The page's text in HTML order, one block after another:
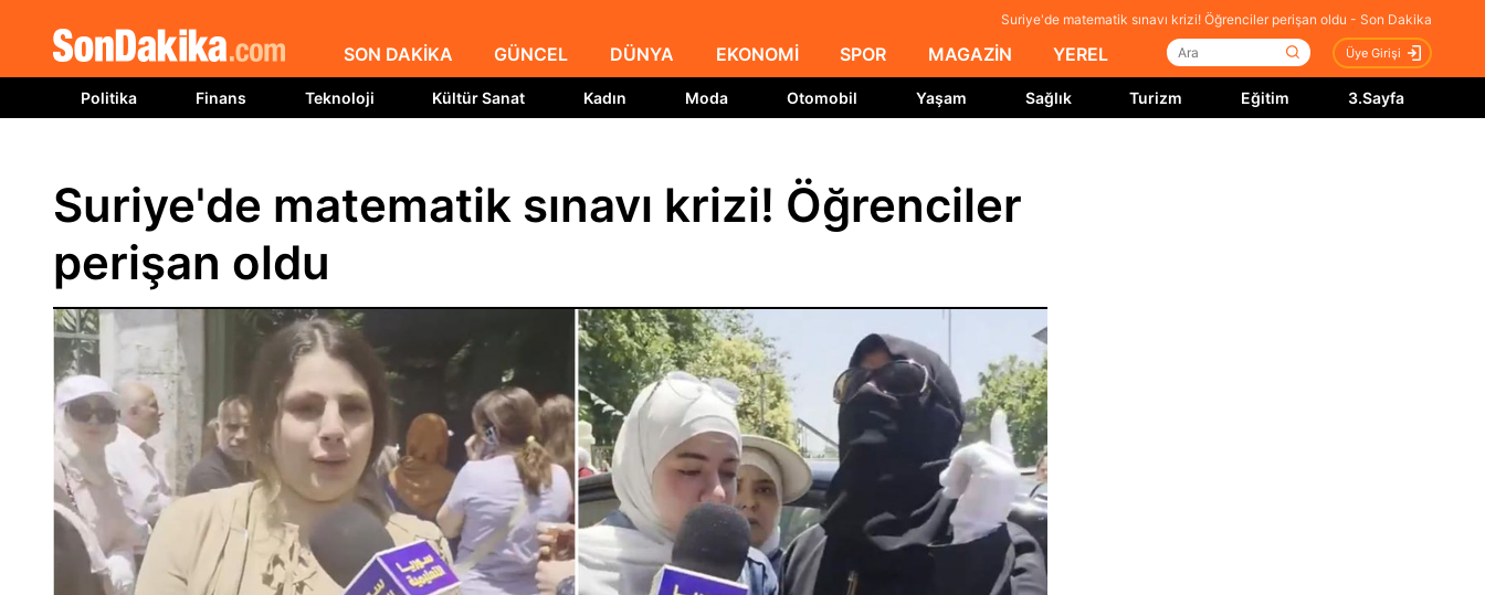
Suriye'de matematik sınavı krizi! Öğrenciler perişan oldu - Son Dakika
SON DAKİKA GÜNCEL DÜNYA EKONOMİ SPOR MAGAZİN YEREL Üye Girişi
Politika Finans Teknoloji Kültür Sanat Kadın Moda Otomobil Yaşam Sağlık Turizm Eğitim 3.Sayfa
Suriye'de matematik sınavı krizi! Öğrenciler
perişan oldu